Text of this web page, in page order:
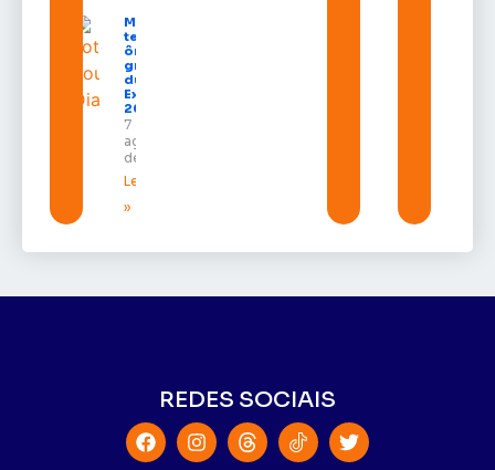
Macapá
terá
ônibus
gratuitos
durante a
Expofeira
2026
7 de
agosto
de 2026
Leia mais
»
REDES SOCIAIS